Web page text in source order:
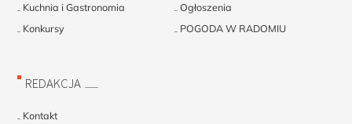
Kuchnia i Gastronomia
Ogłoszenia
Konkursy
POGODA W RADOMIU
REDAKCJA
Kontakt